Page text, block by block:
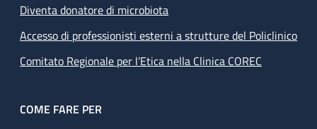
Diventa donatore di microbiota
Accesso di professionisti esterni a strutture del Policlinico
Comitato Regionale per l’Etica nella Clinica COREC
COME FARE PER